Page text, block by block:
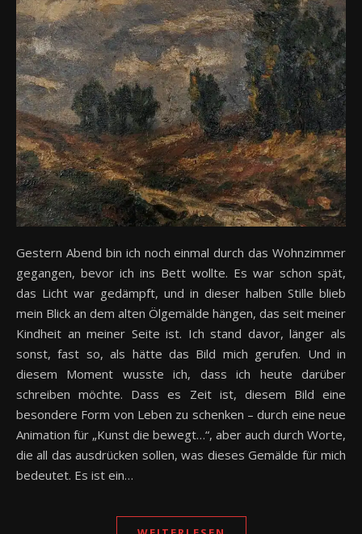
Gestern Abend bin ich noch einmal durch das Wohnzimmer
gegangen, bevor ich ins Bett wollte. Es war schon spät,
das Licht war gedämpft, und in dieser halben Stille blieb
mein Blick an dem alten Ölgemälde hängen, das seit meiner
Kindheit an meiner Seite ist. Ich stand davor, länger als
sonst, fast so, als hätte das Bild mich gerufen. Und in
diesem Moment wusste ich, dass ich heute darüber
schreiben möchte. Dass es Zeit ist, diesem Bild eine
besondere Form von Leben zu schenken – durch eine neue
Animation für „Kunst die bewegt…“, aber auch durch Worte,
die all das ausdrücken sollen, was dieses Gemälde für mich
bedeutet. Es ist ein…